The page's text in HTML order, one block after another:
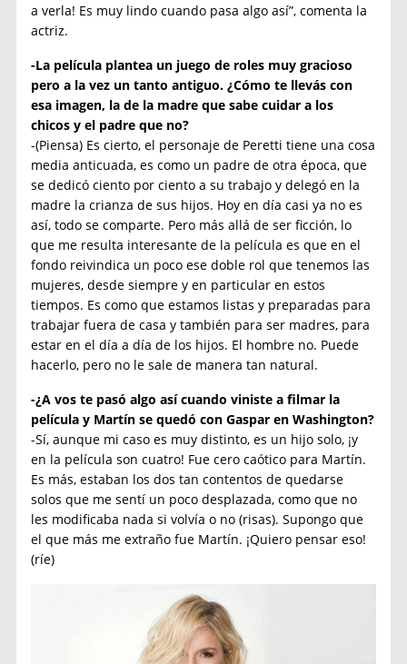
a verla! Es muy lindo cuando pasa algo así”, comenta la
actriz.
-La película plantea un juego de roles muy gracioso
pero a la vez un tanto antiguo. ¿Cómo te llevás con
esa imagen, la de la madre que sabe cuidar a los
chicos y el padre que no?
-(Piensa) Es cierto, el personaje de Peretti tiene una cosa
media anticuada, es como un padre de otra época, que
se dedicó ciento por ciento a su trabajo y delegó en la
madre la crianza de sus hijos. Hoy en día casi ya no es
así, todo se comparte. Pero más allá de ser ficción, lo
que me resulta interesante de la película es que en el
fondo reivindica un poco ese doble rol que tenemos las
mujeres, desde siempre y en particular en estos
tiempos. Es como que estamos listas y preparadas para
trabajar fuera de casa y también para ser madres, para
estar en el día a día de los hijos. El hombre no. Puede
hacerlo, pero no le sale de manera tan natural.
-¿A vos te pasó algo así cuando viniste a filmar la
película y Martín se quedó con Gaspar en Washington?
-Sí, aunque mi caso es muy distinto, es un hijo solo, ¡y
en la película son cuatro! Fue cero caótico para Martín.
Es más, estaban los dos tan contentos de quedarse
solos que me sentí un poco desplazada, como que no
les modificaba nada si volvía o no (risas). Supongo que
el que más me extraño fue Martín. ¡Quiero pensar eso!
(ríe)